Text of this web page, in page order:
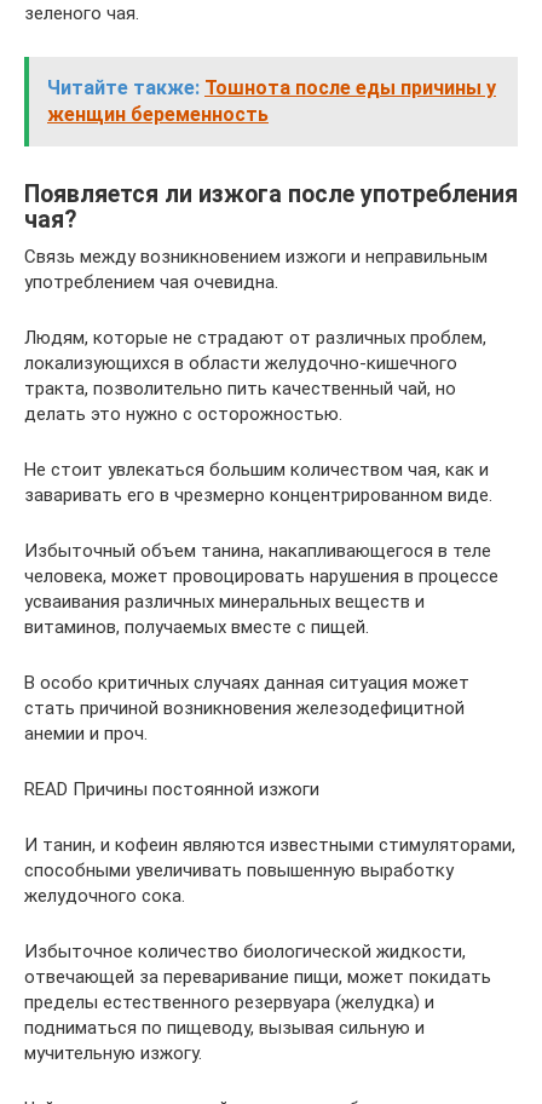
зеленого чая.
Читайте также: Тошнота после еды причины у
женщин беременность
Появляется ли изжога после употребления
чая?
Связь между возникновением изжоги и неправильным
употреблением чая очевидна.
Людям, которые не страдают от различных проблем,
локализующихся в области желудочно-кишечного
тракта, позволительно пить качественный чай, но
делать это нужно с осторожностью.
Не стоит увлекаться большим количеством чая, как и
заваривать его в чрезмерно концентрированном виде.
Избыточный объем танина, накапливающегося в теле
человека, может провоцировать нарушения в процессе
усваивания различных минеральных веществ и
витаминов, получаемых вместе с пищей.
В особо критичных случаях данная ситуация может
стать причиной возникновения железодефицитной
анемии и проч.
READ Причины постоянной изжоги
И танин, и кофеин являются известными стимуляторами,
способными увеличивать повышенную выработку
желудочного сока.
Избыточное количество биологической жидкости,
отвечающей за переваривание пищи, может покидать
пределы естественного резервуара (желудка) и
подниматься по пищеводу, вызывая сильную и
мучительную изжогу.